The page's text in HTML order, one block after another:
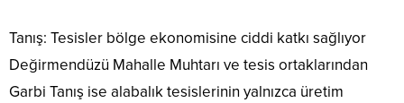
Tanış: Tesisler bölge ekonomisine ciddi katkı sağlıyor
Değirmendüzü Mahalle Muhtarı ve tesis ortaklarından
Garbi Tanış ise alabalık tesislerinin yalnızca üretim